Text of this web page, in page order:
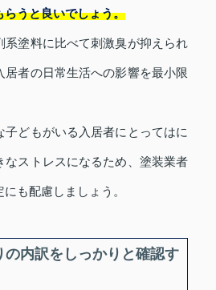
うと良いでしょう。
系塗料に比べて刺激臭が抑えられ
居者の日常生活への影響を最小限
子どもがいる入居者にとってはに
なストレスになるため、塗装業者
も配慮しましょう。
内訳をしっかりと確認す